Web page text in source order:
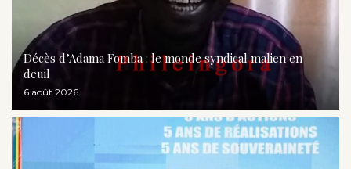
Décès d’Adama Fomba : le monde syndical malien en
deuil
6 août 2026